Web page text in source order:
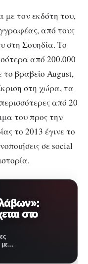
με τον εκδότη του,
από τους
στη Σουηδία. Το
από 200.000
βραβείο August,
στη χώρα, τα
από 20
του προς την
το 2013 έγινε το
σε social
στο
με